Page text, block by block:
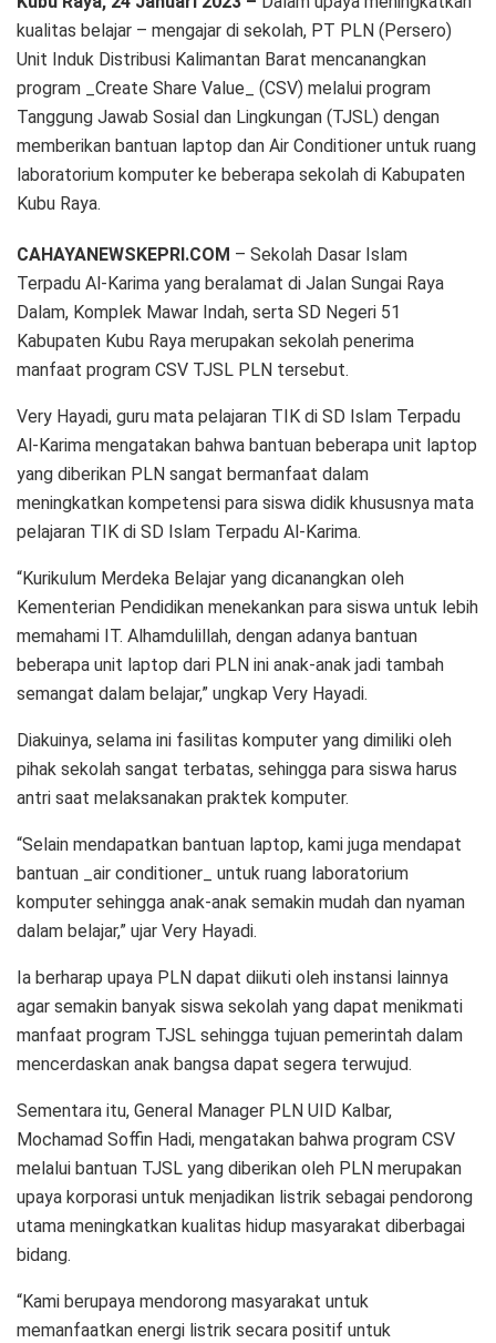
kualitas belajar – mengajar di sekolah, PT PLN (Persero)
Unit Induk Distribusi Kalimantan Barat mencanangkan
program _Create Share Value_ (CSV) melalui program
Tanggung Jawab Sosial dan Lingkungan (TJSL) dengan
memberikan bantuan laptop dan Air Conditioner untuk ruang
laboratorium komputer ke beberapa sekolah di Kabupaten
Kubu Raya.
CAHAYANEWSKEPRI.COM – Sekolah Dasar Islam
Terpadu Al-Karima yang beralamat di Jalan Sungai Raya
Dalam, Komplek Mawar Indah, serta SD Negeri 51
Kabupaten Kubu Raya merupakan sekolah penerima
manfaat program CSV TJSL PLN tersebut.
Very Hayadi, guru mata pelajaran TIK di SD Islam Terpadu
Al-Karima mengatakan bahwa bantuan beberapa unit laptop
yang diberikan PLN sangat bermanfaat dalam
meningkatkan kompetensi para siswa didik khususnya mata
pelajaran TIK di SD Islam Terpadu Al-Karima.
“Kurikulum Merdeka Belajar yang dicanangkan oleh
Kementerian Pendidikan menekankan para siswa untuk lebih
memahami IT. Alhamdulillah, dengan adanya bantuan
beberapa unit laptop dari PLN ini anak-anak jadi tambah
semangat dalam belajar,” ungkap Very Hayadi.
Diakuinya, selama ini fasilitas komputer yang dimiliki oleh
pihak sekolah sangat terbatas, sehingga para siswa harus
antri saat melaksanakan praktek komputer.
“Selain mendapatkan bantuan laptop, kami juga mendapat
bantuan _air conditioner_ untuk ruang laboratorium
komputer sehingga anak-anak semakin mudah dan nyaman
dalam belajar,” ujar Very Hayadi.
Ia berharap upaya PLN dapat diikuti oleh instansi lainnya
agar semakin banyak siswa sekolah yang dapat menikmati
manfaat program TJSL sehingga tujuan pemerintah dalam
mencerdaskan anak bangsa dapat segera terwujud.
Sementara itu, General Manager PLN UID Kalbar,
Mochamad Soffin Hadi, mengatakan bahwa program CSV
melalui bantuan TJSL yang diberikan oleh PLN merupakan
upaya korporasi untuk menjadikan listrik sebagai pendorong
utama meningkatkan kualitas hidup masyarakat diberbagai
bidang.
“Kami berupaya mendorong masyarakat untuk
memanfaatkan energi listrik secara positif untuk